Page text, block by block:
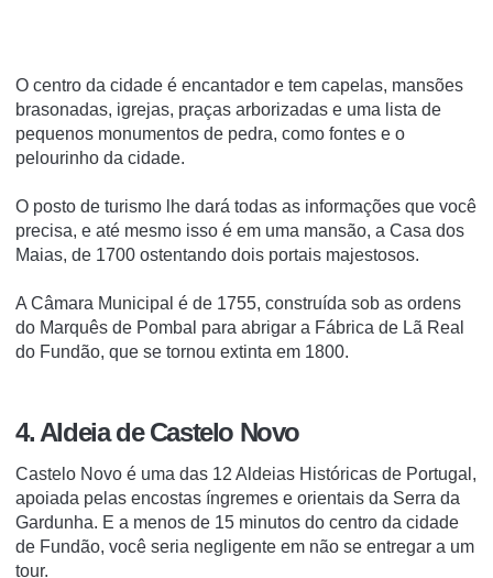
O centro da cidade é encantador e tem capelas, mansões
brasonadas, igrejas, praças arborizadas e uma lista de
pequenos monumentos de pedra, como fontes e o
pelourinho da cidade.
O posto de turismo lhe dará todas as informações que você
precisa, e até mesmo isso é em uma mansão, a Casa dos
Maias, de 1700 ostentando dois portais majestosos.
A Câmara Municipal é de 1755, construída sob as ordens
do Marquês de Pombal para abrigar a Fábrica de Lã Real
do Fundão, que se tornou extinta em 1800.
4. Aldeia de Castelo Novo
Castelo Novo é uma das 12 Aldeias Históricas de Portugal,
apoiada pelas encostas íngremes e orientais da Serra da
Gardunha. E a menos de 15 minutos do centro da cidade
de Fundão, você seria negligente em não se entregar a um
tour.